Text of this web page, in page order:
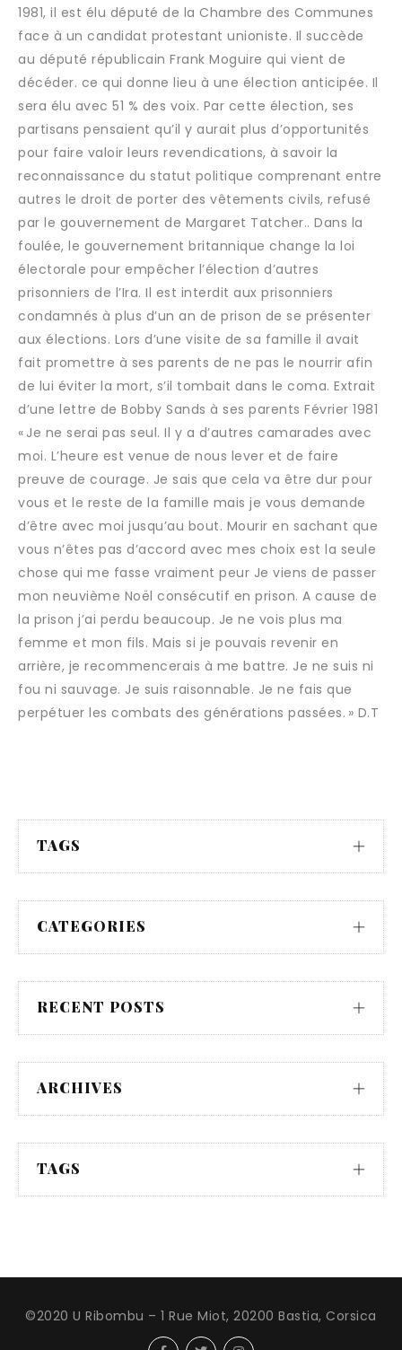
1981, il est élu député de la Chambre des Communes
face à un candidat protestant unioniste. Il succède
au député républicain Frank Moguire qui vient de
décéder. ce qui donne lieu à une élection anticipée. Il
sera élu avec 51 % des voix. Par cette élection, ses
partisans pensaient qu’il y aurait plus d’opportunités
pour faire valoir leurs revendications, à savoir la
reconnaissance du statut politique comprenant entre
autres le droit de porter des vêtements civils, refusé
par le gouvernement de Margaret Tatcher.. Dans la
foulée, le gouvernement britannique change la loi
électorale pour empêcher l’élection d’autres
prisonniers de l’Ira. Il est interdit aux prisonniers
condamnés à plus d’un an de prison de se présenter
aux élections. Lors d’une visite de sa famille il avait
fait promettre à ses parents de ne pas le nourrir afin
de lui éviter la mort, s’il tombait dans le coma. Extrait
d’une lettre de Bobby Sands à ses parents Février 1981
« Je ne serai pas seul. Il y a d’autres camarades avec
moi. L’heure est venue de nous lever et de faire
preuve de courage. Je sais que cela va être dur pour
vous et le reste de la famille mais je vous demande
d’être avec moi jusqu’au bout. Mourir en sachant que
vous n’êtes pas d’accord avec mes choix est la seule
chose qui me fasse vraiment peur Je viens de passer
mon neuvième Noël consécutif en prison. A cause de
la prison j’ai perdu beaucoup. Je ne vois plus ma
femme et mon fils. Mais si je pouvais revenir en
arrière, je recommencerais à me battre. Je ne suis ni
fou ni sauvage. Je suis raisonnable. Je ne fais que
perpétuer les combats des générations passées. » D.T
TAGS
CATEGORIES
RECENT POSTS
ARCHIVES
TAGS
©2020 U Ribombu – 1 Rue Miot, 20200 Bastia, Corsica